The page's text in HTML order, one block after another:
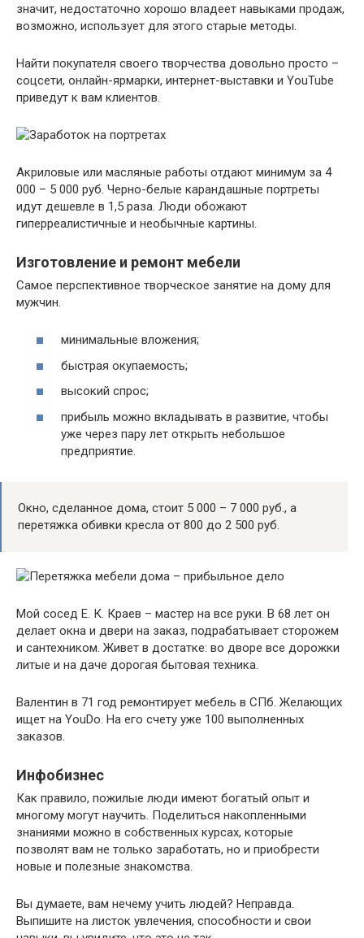
значит, недостаточно хорошо владеет навыками продаж,
возможно, использует для этого старые методы.
Найти покупателя своего творчества довольно просто –
соцсети, онлайн-ярмарки, интернет-выставки и YouTube
приведут к вам клиентов.
Акриловые или масляные работы отдают минимум за 4
000 – 5 000 руб. Черно-белые карандашные портреты
идут дешевле в 1,5 раза. Люди обожают
гиперреалистичные и необычные картины.
Изготовление и ремонт мебели
Самое перспективное творческое занятие на дому для
мужчин.
минимальные вложения;
быстрая окупаемость;
высокий спрос;
прибыль можно вкладывать в развитие, чтобы
уже через пару лет открыть небольшое
предприятие.
Окно, сделанное дома, стоит 5 000 – 7 000 руб., а
перетяжка обивки кресла от 800 до 2 500 руб.
Мой сосед Е. К. Краев – мастер на все руки. В 68 лет он
делает окна и двери на заказ, подрабатывает сторожем
и сантехником. Живет в достатке: во дворе все дорожки
литые и на даче дорогая бытовая техника.
Валентин в 71 год ремонтирует мебель в СПб. Желающих
ищет на YouDo. На его счету уже 100 выполненных
заказов.
Инфобизнес
Как правило, пожилые люди имеют богатый опыт и
многому могут научить. Поделиться накопленными
знаниями можно в собственных курсах, которые
позволят вам не только заработать, но и приобрести
новые и полезные знакомства.
Вы думаете, вам нечему учить людей? Неправда.
Выпишите на листок увлечения, способности и свои